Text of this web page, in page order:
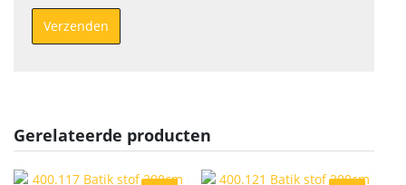
Gerelateerde producten